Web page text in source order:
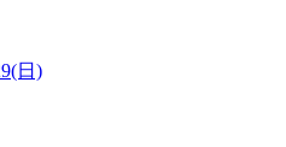
日)